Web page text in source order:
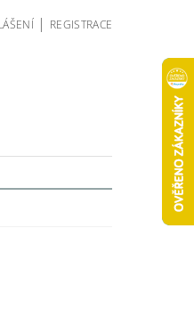
| REGISTRACE